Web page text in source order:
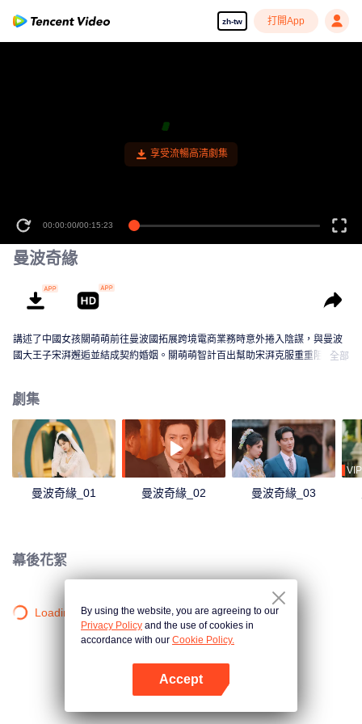
zh-tw 打開App
享受流暢高清劇集
00:00:00/00:15:23
曼波奇緣
講述了中國女孩關萌萌前往曼波國拓展跨境電商業務時意外捲入陰謀，與曼波
國大王子宋湃邂逅並結成契約婚姻。關萌萌智計百出幫助宋湃克服重重阻礙獲
全部
劇集
曼波奇緣_01 曼波奇緣_02 曼波奇緣_03
VIP
幕後花絮
Loading…By using the website, you are agreeing to our
Privacy Policy and the use of cookies in
accordance with our Cookie Policy.
Accept